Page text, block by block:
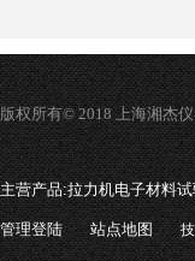
版权所有© 2018 上海湘杰
主营产品:拉力机电子材料
管理登陆 站点地图 技